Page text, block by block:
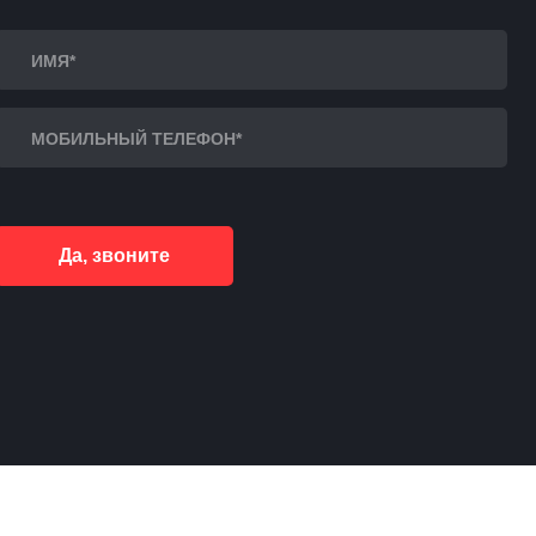
Да, звоните